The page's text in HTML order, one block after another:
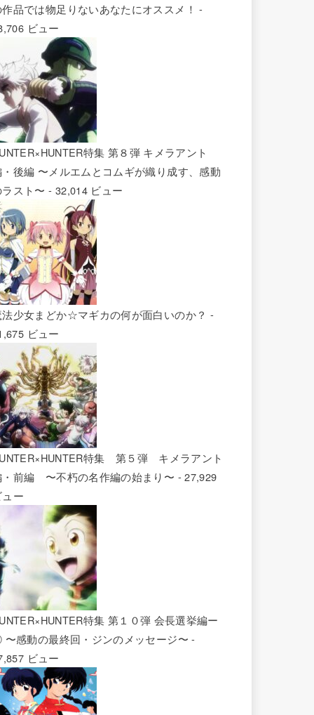
品では物足りないあなたにオススメ！ -
ビュー
特集 第８弾 キメラアント
後編 〜メルエムとコムギが織り成す、感動
スト〜 - 32,014 ビュー
少女まどか☆マギカの何が面白いのか？ -
ビュー
特集 第５弾 キメラアント
・前編 〜不朽の名作編の始まり〜 - 27,929
ー
特集 第１０弾 会長選挙編ー
感動の最終回・ジンのメッセージ〜 -
ビュー